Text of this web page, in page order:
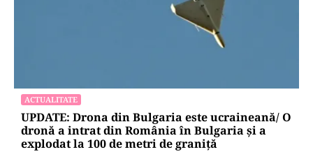
ACTUALITATE
UPDATE: Drona din Bulgaria este ucraineană/ O
dronă a intrat din România în Bulgaria şi a
explodat la 100 de metri de graniţă